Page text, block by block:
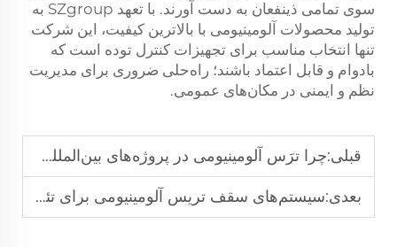
سوی تمامی ذینفعان به دست آورند. با تعهد SZgroup به
تولید محصولات آلومینیومی با بالاترین کیفیت، این شرکت
تنها انتخاب مناسب برای تجهیزات کنترل توده است که
بادوام و قابل اعتماد باشند؛ راه‌حلی ضروری برای مدیریت
نظم و ایمنی در مکان‌های عمومی.
قبلی:چرا ترَس آلومینیومی در پروژه‌های بین‌المللی صحنه مورد اعتماد است
بعدی:سیستم‌های سقف تریس آلومینیومی برای تئاترهای آزاد